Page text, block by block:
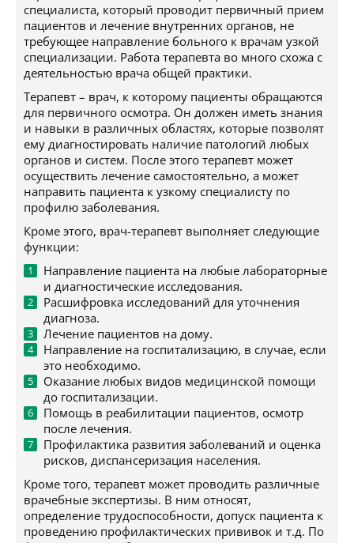
специалиста, который проводит первичный прием
пациентов и лечение внутренних органов, не
требующее направление больного к врачам узкой
специализации. Работа терапевта во много схожа с
деятельностью врача общей практики.
Терапевт – врач, к которому пациенты обращаются
для первичного осмотра. Он должен иметь знания
и навыки в различных областях, которые позволят
ему диагностировать наличие патологий любых
органов и систем. После этого терапевт может
осуществить лечение самостоятельно, а может
направить пациента к узкому специалисту по
профилю заболевания.
Кроме этого, врач-терапевт выполняет следующие
функции:
Направление пациента на любые лабораторные
и диагностические исследования.
Расшифровка исследований для уточнения
диагноза.
Лечение пациентов на дому.
Направление на госпитализацию, в случае, если
это необходимо.
Оказание любых видов медицинской помощи
до госпитализации.
Помощь в реабилитации пациентов, осмотр
после лечения.
Профилактика развития заболеваний и оценка
рисков, диспансеризация населения.
Кроме того, терапевт может проводить различные
врачебные экспертизы. В ним относят,
определение трудоспособности, допуск пациента к
проведению профилактических прививок и т.д. По